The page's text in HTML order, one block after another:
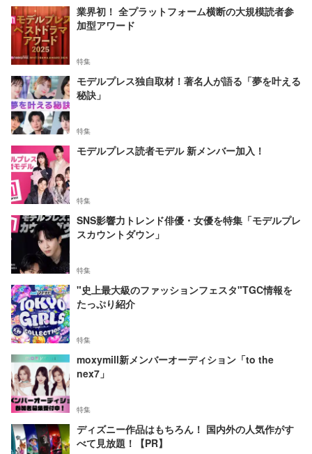
業界初！ 全プラットフォーム横断の大規模読者参
加型アワード
特集
モデルプレス独自取材！著名人が語る「夢を叶える
秘訣」
特集
モデルプレス読者モデル 新メンバー加入！
特集
SNS影響力トレンド俳優・女優を特集「モデルプレ
スカウントダウン」
特集
"史上最大級のファッションフェスタ"TGC情報を
たっぷり紹介
特集
moxymill新メンバーオーディション「to the
nex7」
特集
ディズニー作品はもちろん！ 国内外の人気作がす
べて見放題！【PR】